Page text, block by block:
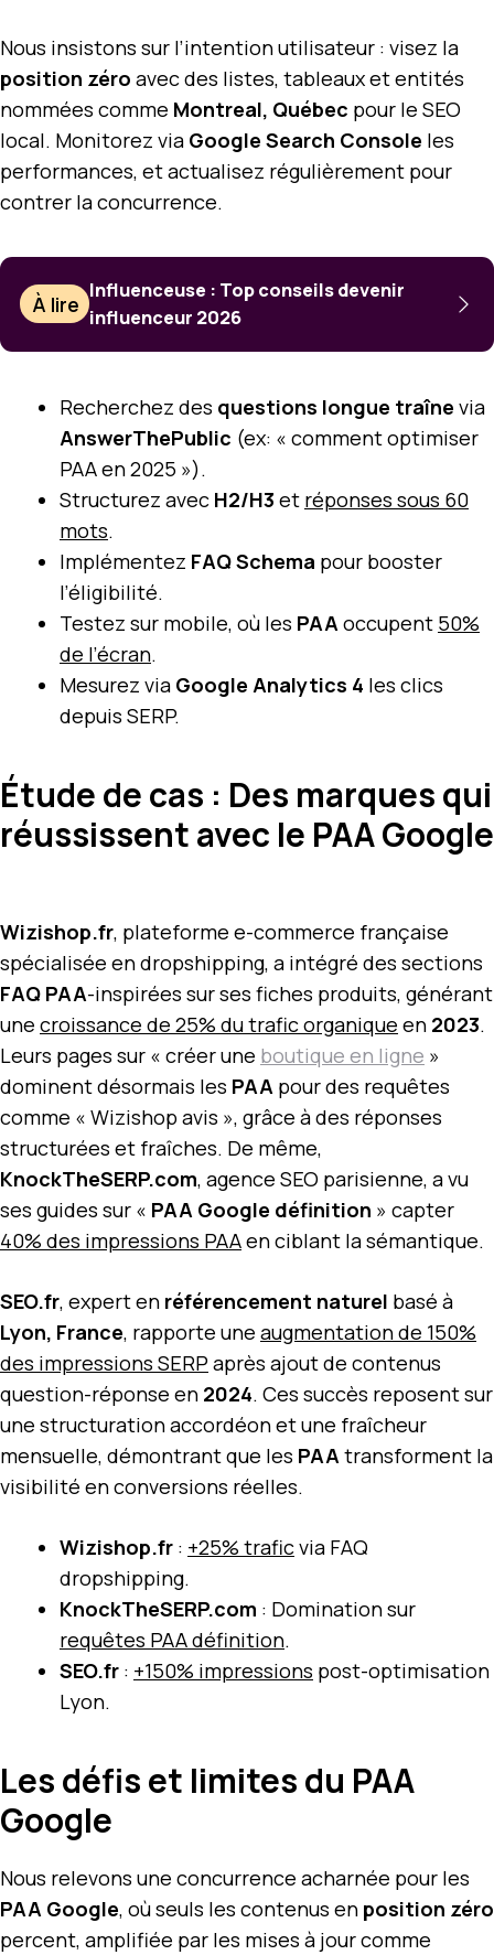
Nous insistons sur l’intention utilisateur : visez la
position zéro avec des listes, tableaux et entités
nommées comme Montreal, Québec pour le SEO
local. Monitorez via Google Search Console les
performances, et actualisez régulièrement pour
contrer la concurrence.
À lire
Influenceuse : Top conseils devenir
influenceur 2026
Recherchez des questions longue traîne via
AnswerThePublic (ex: « comment optimiser
PAA en 2025 »).
Structurez avec H2/H3 et réponses sous 60
mots.
Implémentez FAQ Schema pour booster
l’éligibilité.
Testez sur mobile, où les PAA occupent 50%
de l’écran.
Mesurez via Google Analytics 4 les clics
depuis SERP.
Étude de cas : Des marques qui
réussissent avec le PAA Google
Wizishop.fr, plateforme e-commerce française
spécialisée en dropshipping, a intégré des sections
FAQ PAA-inspirées sur ses fiches produits, générant
une croissance de 25% du trafic organique en 2023.
Leurs pages sur « créer une boutique en ligne »
dominent désormais les PAA pour des requêtes
comme « Wizishop avis », grâce à des réponses
structurées et fraîches. De même,
KnockTheSERP.com, agence SEO parisienne, a vu
ses guides sur « PAA Google définition » capter
40% des impressions PAAen ciblant la sémantique.
SEO.fr, expert en référencement naturel basé à
Lyon, France, rapporte une augmentation de 150%
des impressions SERP après ajout de contenus
question-réponse en 2024. Ces succès reposent sur
une structuration accordéon et une fraîcheur
mensuelle, démontrant que les PAA transforment la
visibilité en conversions réelles.
Wizishop.fr : +25% traficvia FAQ
dropshipping.
KnockTheSERP.com : Domination sur
requêtes PAA définition.
SEO.fr : +150% impressions post-optimisation
Lyon.
Les défis et limites du PAA
Google
Nous relevons une concurrence acharnée pour les
PAA Google, où seuls les contenus en position zéro
percent, amplifiée par les mises à jour comme